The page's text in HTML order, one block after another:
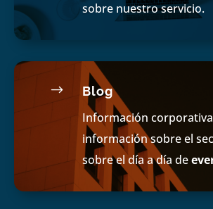
sobre nuestro servicio.
$ Blog
Información
información sobre el
sobre el día a día de